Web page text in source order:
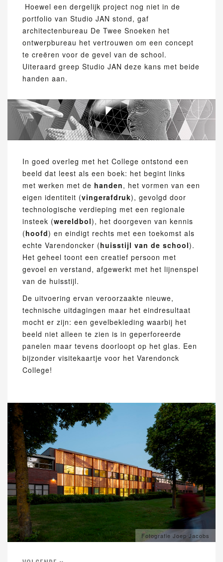
Hoewel een dergelijk project nog niet in de
portfolio van Studio JAN stond, gaf
architectenbureau De Twee Snoeken het
ontwerpbureau het vertrouwen om een concept
te creëren voor de gevel van de school.
Uiteraard greep Studio JAN deze kans met beide
handen aan.
In goed overleg met het College ontstond een
beeld dat leest als een boek: het begint links
met werken met de handen, het vormen van een
eigen identiteit (vingerafdruk), gevolgd door
technologische verdieping met een regionale
insteek (wereldbol), het doorgeven van kennis
(hoofd) en eindigt rechts met een toekomst als
echte Varendoncker (huisstijl van de school).
Het geheel toont een creatief persoon met
gevoel en verstand, afgewerkt met het lijnenspel
van de huisstijl.
De uitvoering ervan veroorzaakte nieuwe,
technische uitdagingen maar het eindresultaat
mocht er zijn: een gevelbekleding waarbij het
beeld niet alleen te zien is in geperforeerde
panelen maar tevens doorloopt op het glas. Een
bijzonder visitekaartje voor het Varendonck
College!
Fotografie Joep Jacobs